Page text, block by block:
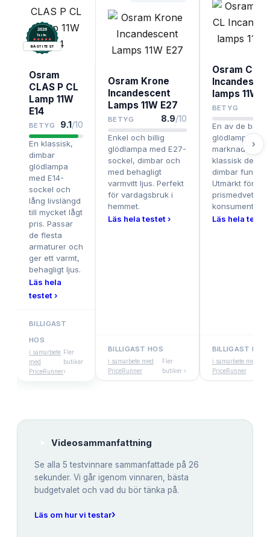
2026
Testix.
BÄST I TEST
Osram
CLAS P CL
Lamp 11W
E14
BETYG 9.1/10
En klassisk,
dimbar
glödlampa
med E14-
sockel och
lång livslängd
till mycket lågt
pris. Passar
de flesta
armaturer och
ger ett varmt,
behagligt ljus.
Läs hela
testet ›
BILLIGAST
HOS
i samarbete
med
PriceRunner
Fler
butiker
›
Osram Krone
Incandescent
Lamps 11W E27
BETYG 8.9/10
Enkel och billig
glödlampa med E27-
sockel, dimbar och
med behagligt
varmvitt ljus. Perfekt
för vardagsbruk i
hemmet.
Läs hela testet ›
BILLIGAST HOS
i samarbete med
PriceRunner
Fler
butiker ›
Osram Clas
lamps 11W
BETYG
En av de
glödlamporna
marknaden
klassisk
dimbar
Utmärkt för
prismedvetna
konsumenter.
Läs hela testet
BILLIGAST HOS
i samarbete med
PriceRunner
›
Videosammanfattning
Se alla 5 testvinnare sammanfattade på 26
sekunder. Vi går igenom vinnaren, bästa
budgetvalet och vad du bör tänka på.
Läs om hur vi testar›